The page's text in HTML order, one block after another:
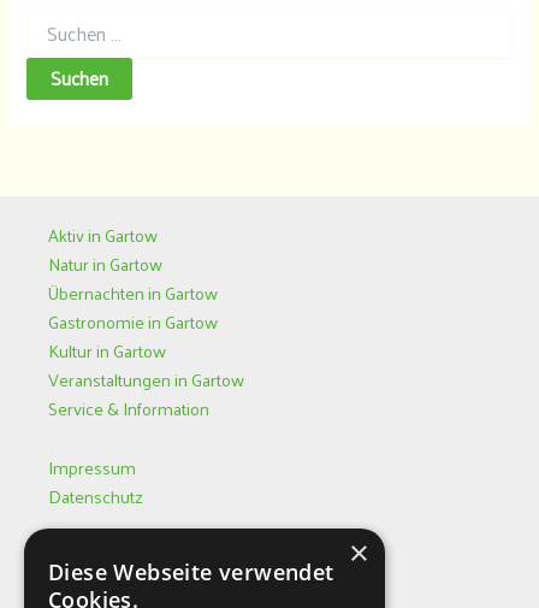
Suchen
nach:
Aktiv in Gartow
Natur in Gartow
Übernachten in Gartow
Gastronomie in Gartow
Kultur in Gartow
Veranstaltungen in Gartow
Service & Information
Impressum
Datenschutz
Tourist-Information
×
Diese Webseite verwendet
Cookies.